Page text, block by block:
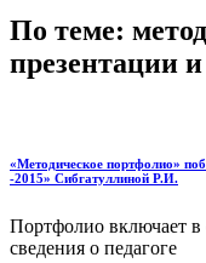
По теме:
презентации
«Методическое портфолио»
-2015» Сибгатуллиной Р.И.
Портфолио включает
сведения о